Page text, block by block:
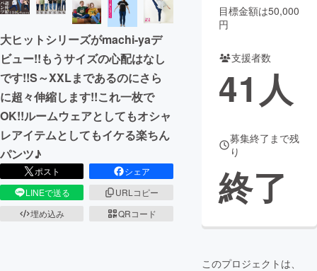
CAMPFIREふるさと納税machi-ya コミュニティ
大ヒットシリーズがmachi-yaデ
ビュー!!もうサイズの心配はなし
です!!S～XXLまであるのにさら
に超々伸縮します!!これ一枚で
OK!!ルームウェアとしてもオシャ
レアイテムとしてもイケる楽ちん
パンツ♪
ポスト
シェア
LINEで送る
URLコピー
埋め込み
QRコード
目標金額は50,000
円
支援者数
41 人
募集終了まで残
り
終了
このプロジェクトは、